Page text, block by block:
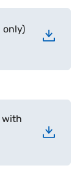
only)
with